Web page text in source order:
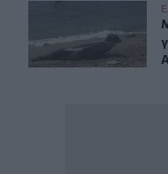
Μεσογειακή φώκια